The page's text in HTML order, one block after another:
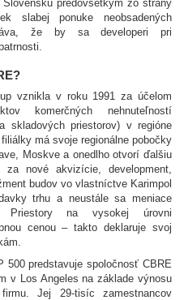
predovšetkým zo strany
slabej ponuke neobsadených
že by sa developeri pri
vznikla v roku 1991 za účelom
komerčných nehnuteľností
skladových priestorov) v regióne
má svoje regionálne pobočky
Moskve a onedlho otvorí ďalšiu
nové akvizície, development,
budov vo vlastníctve Karimpol
trhu a neustále sa meniace
Priestory na vysokej úrovni
cenou – takto deklaruje svoj
500 predstavuje spoločnosť CBRE
v Los Angeles na základe výnosu
Jej 29-tisíc zamestnancov